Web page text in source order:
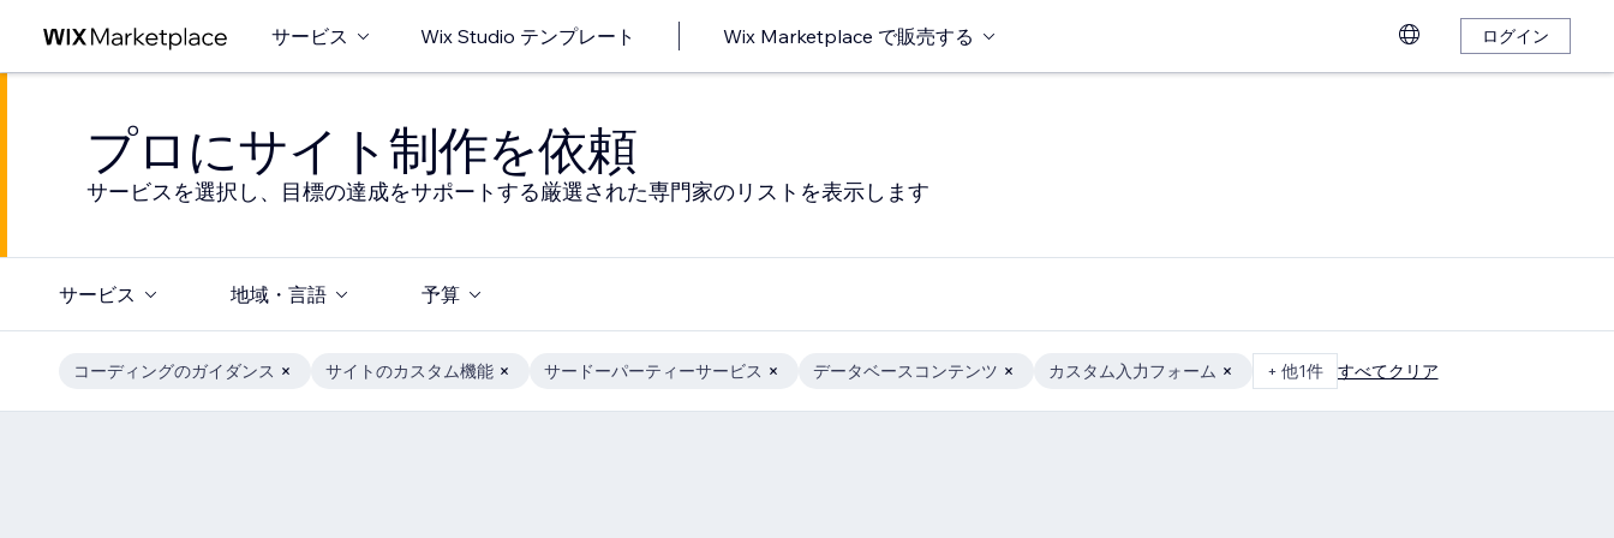
サービス Wix Studio テンプレート Wix Marketplace で販売する ログイン
プロにサイト制作を依頼
サービスを選択し、目標の達成をサポートする厳選された専門家のリストを表示します
サービス 地域・言語 予算
コーディングのガイダンス サイトのカスタム機能 サードーパーティーサービス データベースコンテンツ カスタム入力フォーム + 他1件 すべてクリア